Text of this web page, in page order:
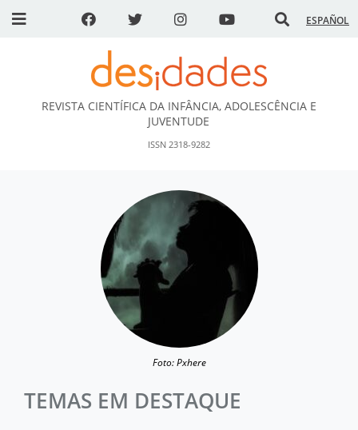
ESPAÑOL
DESidades
REVISTA CIENTÍFICA DA INFÂNCIA, ADOLESCÊNCIA E
JUVENTUDE
ISSN 2318-9282
Foto: Pxhere
TEMAS EM DESTAQUE